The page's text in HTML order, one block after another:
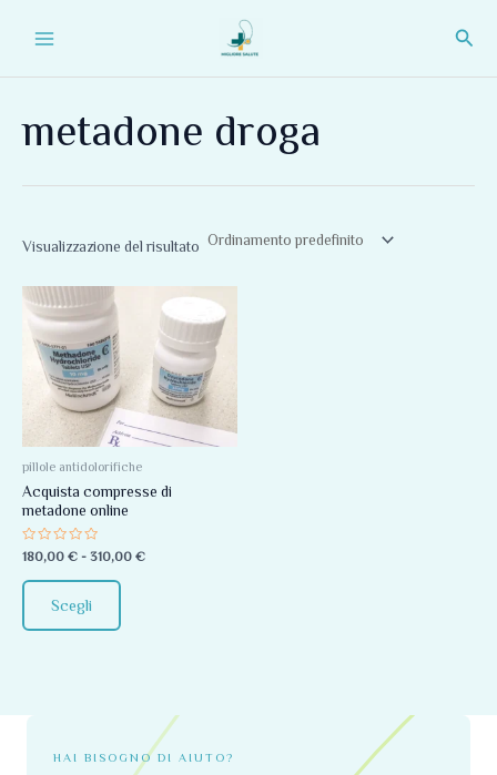
metadone droga
Visualizzazione del risultato
pillole antidolorifiche
Acquista compresse di
metadone online
Valutato
0
su
5
180,00 € - 310,00 €
Fascia
prezzo:
180,00 €
310,00 €
Scegli
Questo
varianti.
Le
opzioni
possono
essere
scelte
del
HAI BISOGNO DI AIUTO?